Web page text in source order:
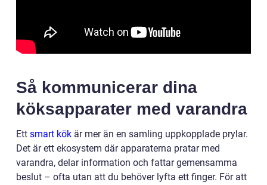
Så kommunicerar dina
köksapparater med varandra
Ett smart kök är mer än en samling uppkopplade prylar.
Det är ett ekosystem där apparaterna pratar med
varandra, delar information och fattar gemensamma
beslut – ofta utan att du behöver lyfta ett finger. För att